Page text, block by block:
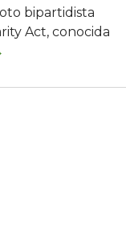
bipartidista
Act, conocida